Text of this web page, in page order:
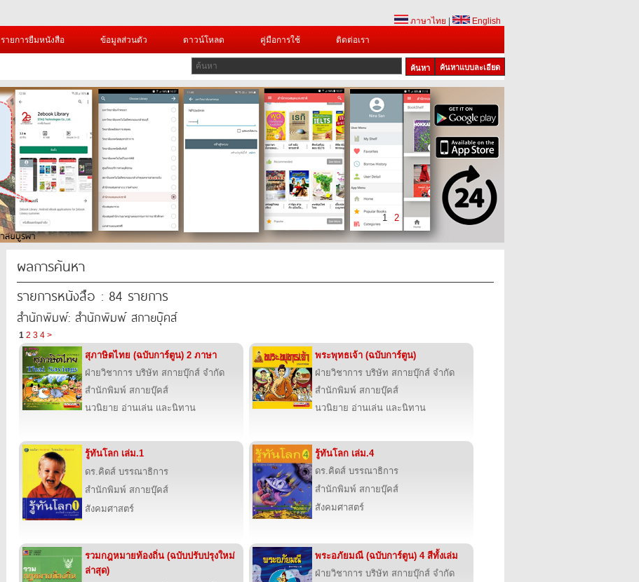
ภาษาไทย
English
รายการยืมหนังสือ ข้อมูลส่วนตัว ดาวน์โหลด คู่มือการใช้ ติดต่อเรา
ค้นหาแบบละเอียด
1 2
ผลการค้นหา
รายการหนังสือ : 84 รายการ
สำนักพิมพ์: สำนักพิมพ์ สกายบุ๊คส์
1 2 3 4 >
สุภาษิตไทย (ฉบับการ์ตูน) 2 ภาษา
ฝ่ายวิชาการ บริษัท สกายบุ๊กส์ จำกัด
สำนักพิมพ์ สกายบุ๊คส์
นวนิยาย อ่านเล่น และนิทาน
พระพุทธเจ้า (ฉบับการ์ตูน)
ฝ่ายวิชาการ บริษัท สกายบุ๊กส์ จำกัด
สำนักพิมพ์ สกายบุ๊คส์
นวนิยาย อ่านเล่น และนิทาน
รู้ทันโลก เล่ม.1
ดร.คิดส์ บรรณาธิการ
สำนักพิมพ์ สกายบุ๊คส์
สังคมศาสตร์
รู้ทันโลก เล่ม.4
ดร.คิดส์ บรรณาธิการ
สำนักพิมพ์ สกายบุ๊คส์
สังคมศาสตร์
รวมกฎหมายท้องถิ่น (ฉบับปรับปรุงใหม่
ล่าสุด)
พระอภัยมณี (ฉบับการ์ตูน) 4 สีทั้งเล่ม
ฝ่ายวิชาการ บริษัท สกายบุ๊กส์ จำกัด